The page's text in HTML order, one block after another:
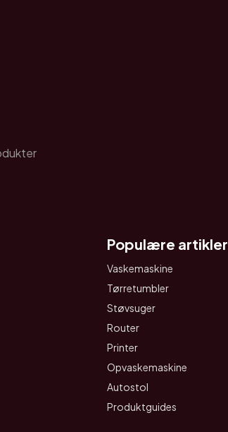
Populære artikler
Vaskemaskine
Tørretumbler
Støvsuger
Router
Printer
Opvaskemaskine
Autostol
Produktguides